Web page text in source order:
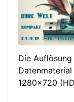
Die
1280x720